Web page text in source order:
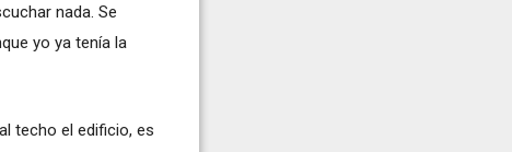
nada. Se
yo ya tenía la
techo el edificio, es